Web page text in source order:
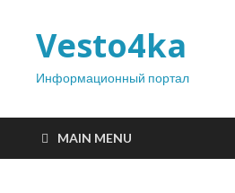
Vesto4ka
Информационный портал
MAIN MENU